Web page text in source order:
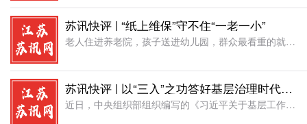
苏讯快评 | “纸上维保”守不住“一老一小”
老人住进养老院，孩子送进幼儿园，群众最看重的就是安全。中央安全生产考核巡查组在福建龙岩抽查发现，有的消防控制室值班人员离岗近1小时，有的维保记录写得齐全，系统后台火警信息却一片空白。控制室里没人，系统
苏讯快评 | 以“三入”之功答好基层治理时代答卷
近日，中央组织部组织编写的《习近平关于基层工作方法的重要论述学习读本》正式出版发行，为广大党员干部系统掌握基层工作方法提供了权威教材。基层治理是国家治理的基石，群众工作是党的“传家宝”。面对基层工作的